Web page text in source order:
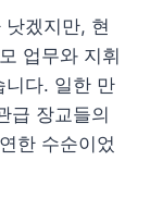
겠지만, 현
업무와 지휘
니다. 일한 만
급 장교들의
한 수순이었